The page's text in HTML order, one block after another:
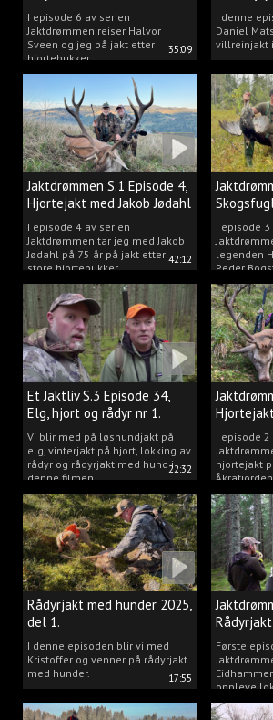
35:09
I episode 6 av serien
Jaktdrømmen reiser Halvor
Sveen og jeg på jakt etter
hjortebukker.
Matspers.
I denne
Daniel
villreinjakt
42:12
Jaktdrømmen S.1 Episode 4,
Hjortejakt med Jakob Jødahl
I episode 4 av serien
Jaktdrømmen tar jeg med Jakob
Jødahl på 75 år på jakt etter
store hjortebukker.
og Peder
I episode
legenden
Peder
22:32
Et Jaktliv S.3 Episode 34,
Elg, hjort og rådyr nr 1.
2025
Vi blir med på løshundjakt på
elg, vinterjakt på hjort, lokking av
rådyr og rådyrjakt med hund i
denne filmen.
I episode
hjortejakt
Michelle
17:55
Rådyrjakt med hunder 2025,
del 1.
I denne episoden blir vi med
Kristoffer og venner på rådyrjakt
med hunder.
Første
oppleve
målet vårt
drømmen